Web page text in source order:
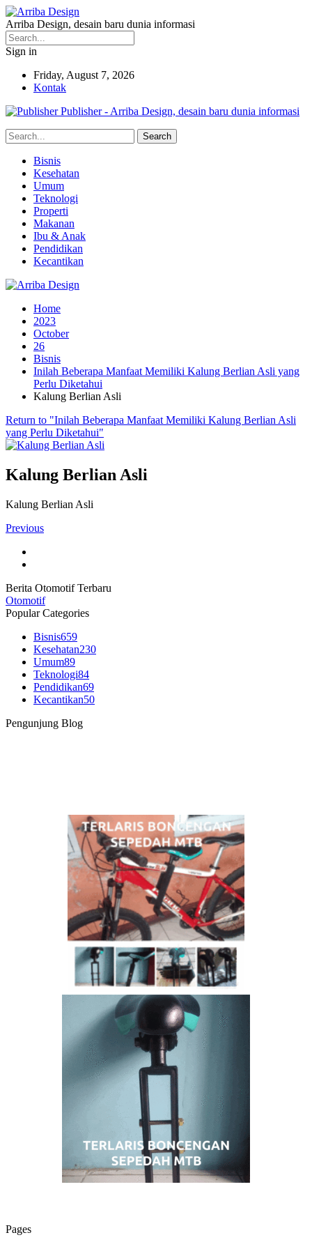
Arriba Design, desain baru dunia informasi
Sign in
Friday, August 7, 2026
Kontak
Publisher - Arriba Design, desain baru dunia informasi
Bisnis
Kesehatan
Umum
Teknologi
Properti
Makanan
Ibu & Anak
Pendidikan
Kecantikan
Home
2023
October
26
Bisnis
Inilah Beberapa Manfaat Memiliki Kalung Berlian Asli yang
Perlu Diketahui
Kalung Berlian Asli
Return to "Inilah Beberapa Manfaat Memiliki Kalung Berlian Asli
yang Perlu Diketahui"
Kalung Berlian Asli
Kalung Berlian Asli
Previous
Berita Otomotif Terbaru
Otomotif
Popular Categories
Bisnis659
Kesehatan230
Umum89
Teknologi84
Pendidikan69
Kecantikan50
Pengunjung Blog
Pages